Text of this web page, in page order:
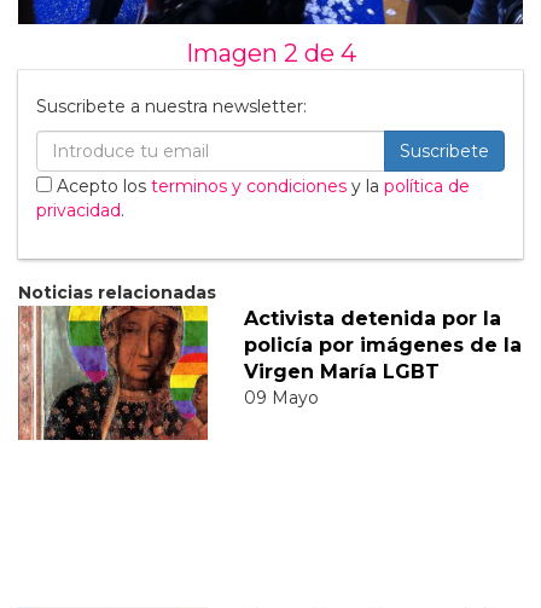
Imagen 2 de 4
Suscribete a nuestra newsletter:
Suscribete
Acepto los terminos y condiciones y la política de
privacidad.
Noticias relacionadas
Activista detenida por la
policía por imágenes de la
Virgen María LGBT
09 Mayo